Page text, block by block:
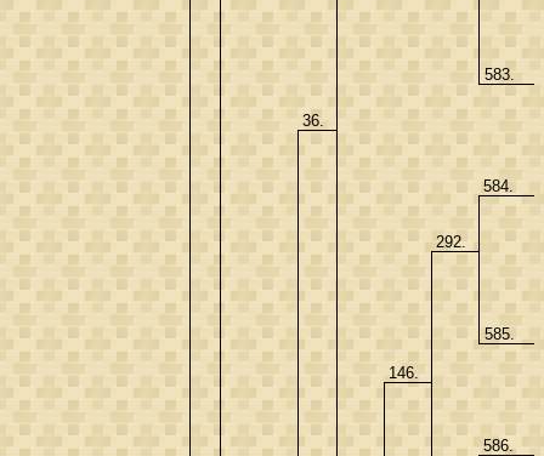
36.
583.
146.
292.
584.
585.
586.